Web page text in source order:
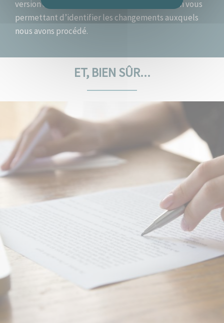
version corrigée, un document de comparaison vous
permettant d’identifier les changements auxquels
nous avons procédé.
ET, BIEN SÛR...